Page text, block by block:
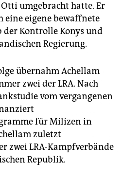
umgebracht hatte. Er
eine eigene bewaffnete
der Kontrolle Konys und
Regierung.
übernahm Achellam
zwei der LRA. Nach
vom vergangenen
für Milizen in
zuletzt
zwei LRA-Kampfverbände
Republik.